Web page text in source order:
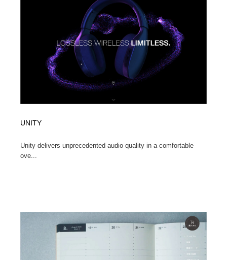
UNITY
Unity delivers unprecedented audio quality in a comfortable
ove...